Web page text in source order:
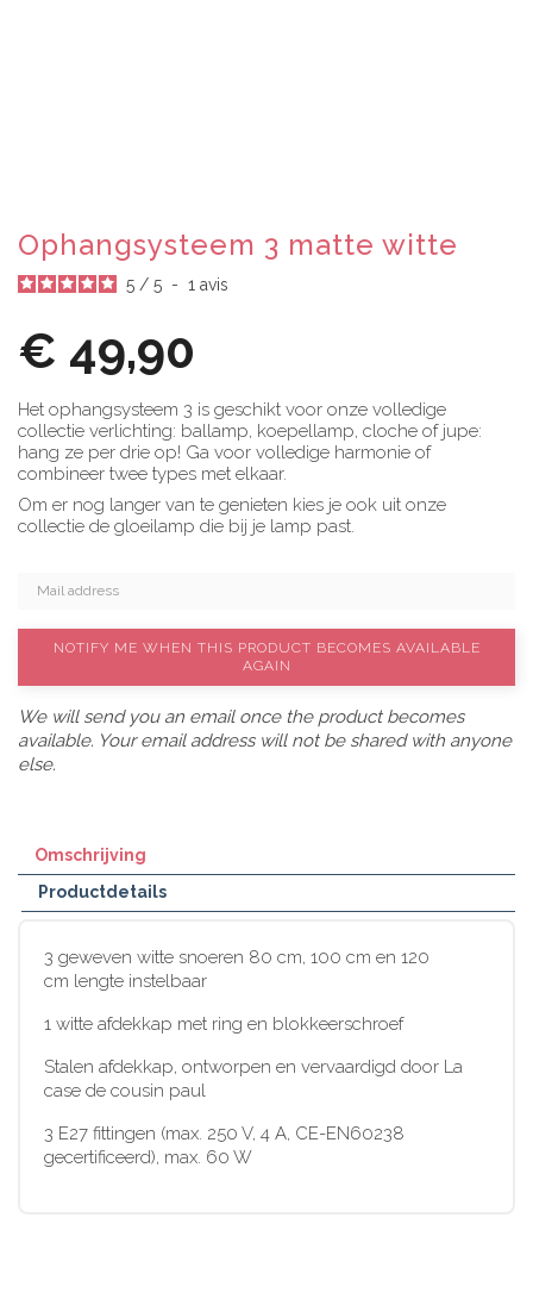
Ophangsysteem 3 matte witte
5 / 5 - 1 avis
€ 49,90
Het ophangsysteem 3 is geschikt voor onze volledige
collectie verlichting: ballamp, koepellamp, cloche of jupe:
hang ze per drie op! Ga voor volledige harmonie of
combineer twee types met elkaar.
Om er nog langer van te genieten kies je ook uit onze
collectie de gloeilamp die bij je lamp past.
NOTIFY ME WHEN THIS PRODUCT BECOMES AVAILABLE
AGAIN
We will send you an email once the product becomes
available. Your email address will not be shared with anyone
else.
Omschrijving
Productdetails
3 geweven witte snoeren 80 cm, 100 cm en 120
cm lengte instelbaar
1 witte afdekkap met ring en blokkeerschroef
Stalen afdekkap, ontworpen en vervaardigd door La
case de cousin paul
3 E27 fittingen (max. 250 V, 4 A, CE-EN60238
gecertificeerd), max. 60 W